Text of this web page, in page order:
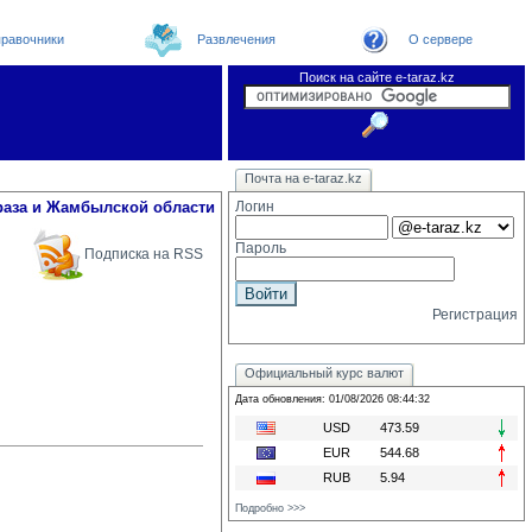
Развлечения О сервере
Поиск на сайте e-taraz.kz
Новости Погода в Таразе
Телефоный справочник
Видеоконференция
Новости e-taraz
и Жамбылской области
Подписка на RSS
Почта на e-taraz.kz
Логин
Пароль
Регистрация
Официальный курс валют
Дата обновления: 01/08/2026 08:44:32
USD
473.59
EUR
544.68
RUB
5.94
Подробно >>>